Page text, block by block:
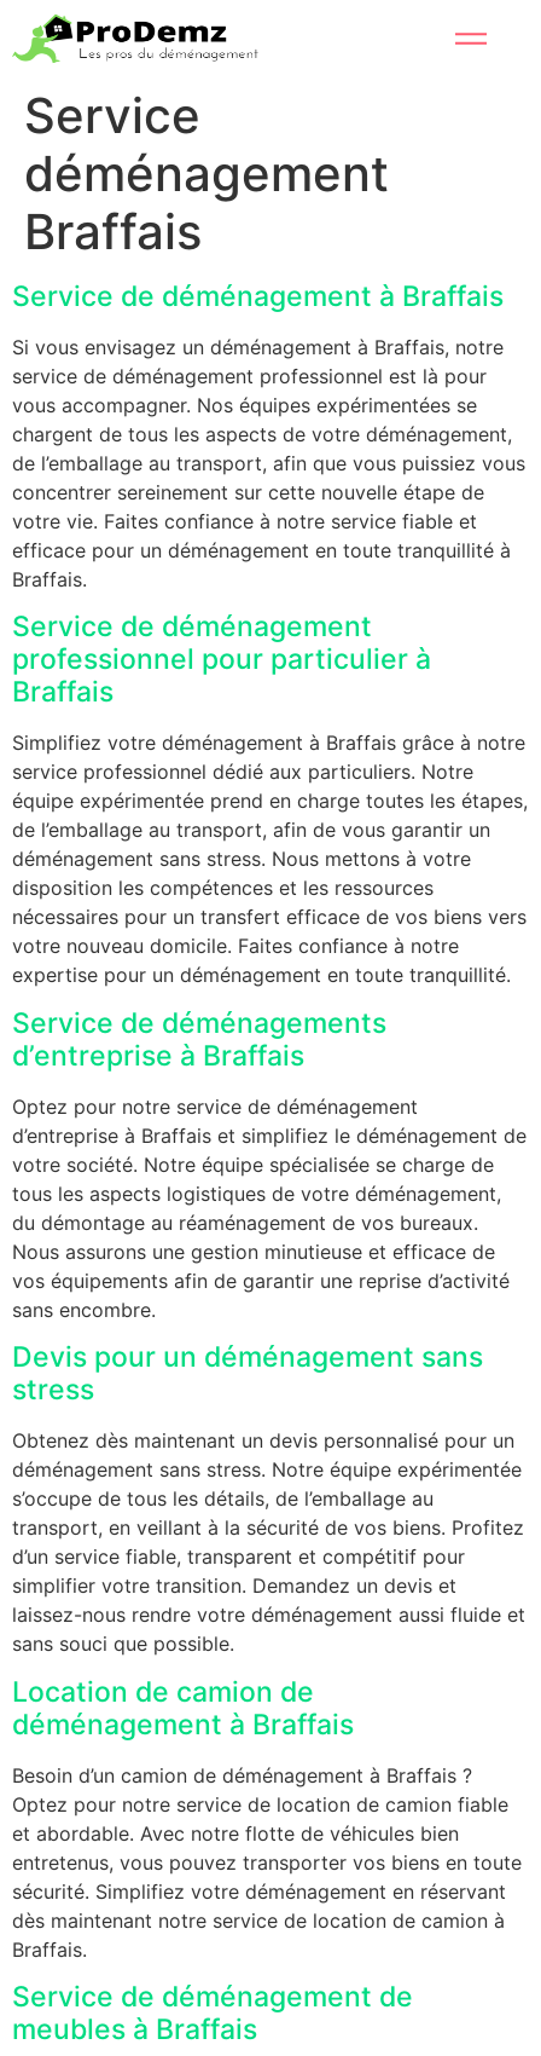
Service
déménagement
Braffais
Service de déménagement à Braffais
Si vous envisagez un déménagement à Braffais, notre
service de déménagement professionnel est là pour
vous accompagner. Nos équipes expérimentées se
chargent de tous les aspects de votre déménagement,
de l’emballage au transport, afin que vous puissiez vous
concentrer sereinement sur cette nouvelle étape de
votre vie. Faites confiance à notre service fiable et
efficace pour un déménagement en toute tranquillité à
Braffais.
Service de déménagement
professionnel pour particulier à
Braffais
Simplifiez votre déménagement à Braffais grâce à notre
service professionnel dédié aux particuliers. Notre
équipe expérimentée prend en charge toutes les étapes,
de l’emballage au transport, afin de vous garantir un
déménagement sans stress. Nous mettons à votre
disposition les compétences et les ressources
nécessaires pour un transfert efficace de vos biens vers
votre nouveau domicile. Faites confiance à notre
expertise pour un déménagement en toute tranquillité.
Service de déménagements
d’entreprise à Braffais
Optez pour notre service de déménagement
d’entreprise à Braffais et simplifiez le déménagement de
votre société. Notre équipe spécialisée se charge de
tous les aspects logistiques de votre déménagement,
du démontage au réaménagement de vos bureaux.
Nous assurons une gestion minutieuse et efficace de
vos équipements afin de garantir une reprise d’activité
sans encombre.
Devis pour un déménagement sans
stress
Obtenez dès maintenant un devis personnalisé pour un
déménagement sans stress. Notre équipe expérimentée
s’occupe de tous les détails, de l’emballage au
transport, en veillant à la sécurité de vos biens. Profitez
d’un service fiable, transparent et compétitif pour
simplifier votre transition. Demandez un devis et
laissez-nous rendre votre déménagement aussi fluide et
sans souci que possible.
Location de camion de
déménagement à Braffais
Besoin d’un camion de déménagement à Braffais ?
Optez pour notre service de location de camion fiable
et abordable. Avec notre flotte de véhicules bien
entretenus, vous pouvez transporter vos biens en toute
sécurité. Simplifiez votre déménagement en réservant
dès maintenant notre service de location de camion à
Braffais.
Service de déménagement de
meubles à Braffais